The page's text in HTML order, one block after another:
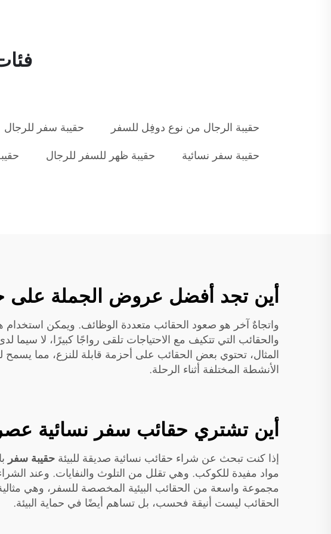
حقيبة الرجال من نوع دوفِل للسفر حقيبة سفر للرجال
حقيبة سفر نسائية
حقيبة ظهر للسفر للرجال
أين تجد أفضل عروض الجملة على
والحقائب التي تتكيف مع الاحتياجات تلقى رواجًا كبيرًا، لا
المثال، تحتوي بعض الحقائب على أحزمة قابلة للنزع، مما
الأنشطة المختلفة أثناء الرحلة.
أين تشتري حقائب سفر نسائية
إذا كنت تبحث عن شراء حقائب نسائية صديقة للبيئة حقيبة سفر
مواد مفيدة للكوكب. وهي تقلل من التلوث والنفايات. وعند
مجموعة واسعة من الحقائب البيئية المخصصة للسفر، وهي
الحقائب ليست أنيقة فحسب، بل تساهم أيضًا في حماية البيئة.